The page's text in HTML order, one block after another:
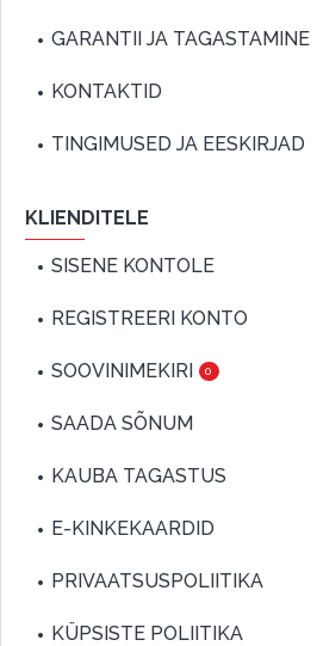
GARANTII JA TAGASTAMINE
KONTAKTID
TINGIMUSED JA EESKIRJAD
KLIENDITELE
SISENE KONTOLE
REGISTREERI KONTO
SOOVINIMEKIRI 0
SAADA SÕNUM
KAUBA TAGASTUS
E-KINKEKAARDID
PRIVAATSUSPOLIITIKA
KÜPSISTE POLIITIKA